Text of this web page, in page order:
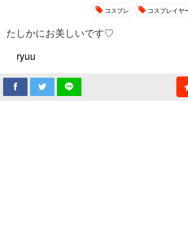
コスプレ コスプレイヤ
たしかにお美しいです♡
ryuu